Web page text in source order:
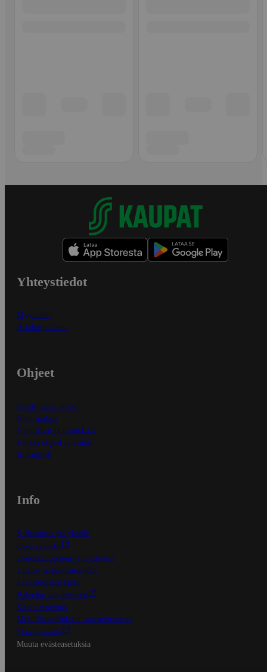
Yhteystiedot
Myymälät
Asiakaspalvelu
Ohjeet
Ensitilaajan ohjeet
Näin maksat
Näin tilaat ja muokkaat
Kaikki ohjeet ja vinkit
In English
Info
S-Business yrityksille
Oiva-raportit
Osuuskauppojen yhteystiedot
Tilaus- ja toimitusehdot
Tietosuojakäytäntö
Palvelun käyttöehdot
Saavutettavuus
Mobiilisovelluksen saavutettavuus
Mainostajalle
Muuta evästeasetuksia